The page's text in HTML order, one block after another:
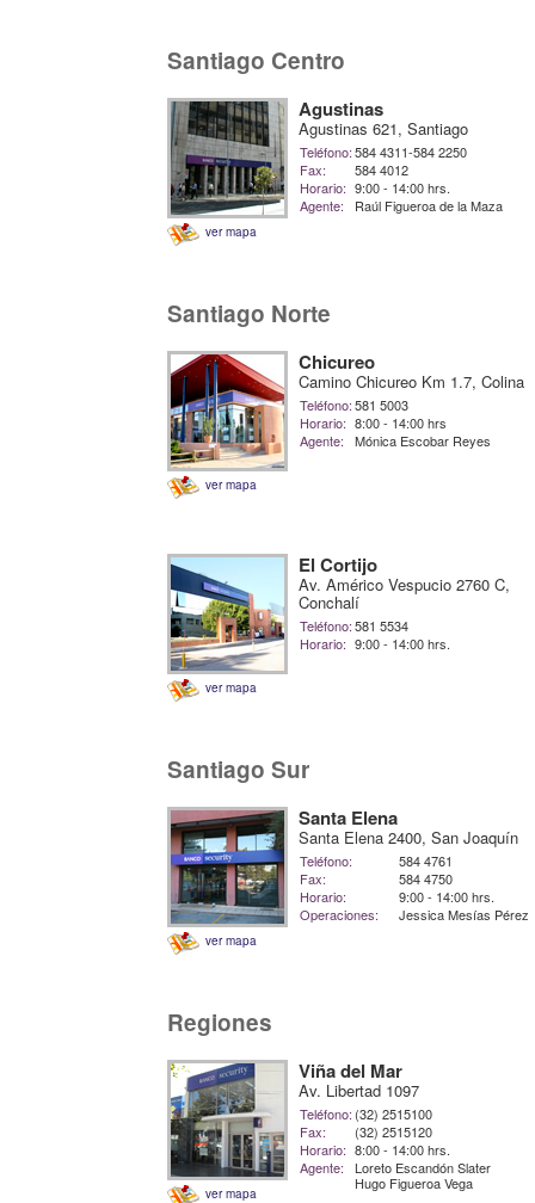
Santiago Centro
ver mapa
Agustinas
Agustinas 621, Santiago
Teléfono:584 4311-584 2250
Fax:
584 4012
Horario: 9:00 - 14:00 hrs.
Agente:
Raúl Figueroa de la Maza
Santiago Norte
ver mapa
Chicureo
Camino Chicureo Km 1.7, Colina
Teléfono:581 5003
Horario: 8:00 - 14:00 hrs
Agente:
Mónica Escobar Reyes
ver mapa
El Cortijo
Av. Américo Vespucio 2760 C,
Conchalí
Teléfono:581 5534
Horario: 9:00 - 14:00 hrs.
Santiago Sur
ver mapa
Santa Elena
Santa Elena 2400, San Joaquín
Teléfono:
584 4761
Fax:
584 4750
Horario:
9:00 - 14:00 hrs.
Operaciones:
Jessica Mesías Pérez
Regiones
ver mapa
Viña del Mar
Av. Libertad 1097
Teléfono: (32) 2515100
Fax:
(32) 2515120
Horario: 8:00 - 14:00 hrs.
Agente:
Loreto Escandón Slater
Hugo Figueroa Vega